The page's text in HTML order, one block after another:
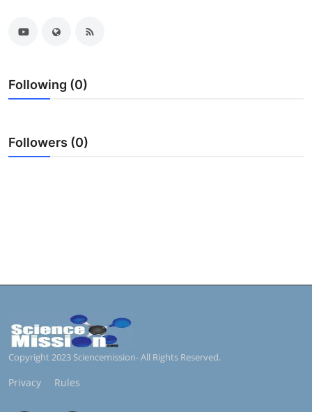
Following (0)
Followers (0)
Copyright 2023 Sciencemission- All Rights Reserved.
Privacy Rules